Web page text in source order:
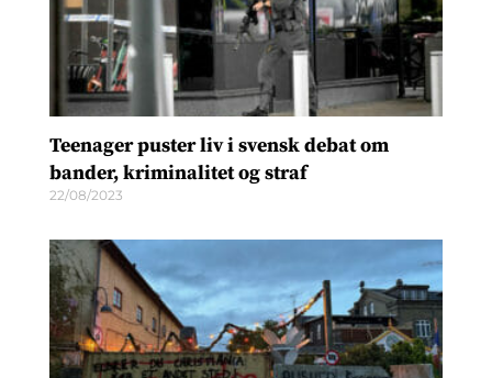
Teenager puster liv i svensk debat om
bander, kriminalitet og straf
22/08/2023